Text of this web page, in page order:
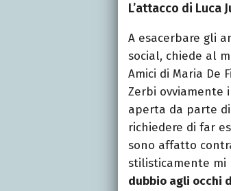
L’attacco di Luca
A esacerbare gli
social, chiede al
Amici di Maria De
Zerbi ovviamente
aperta da parte di
richiedere di far
sono affatto
stilisticamente mi
dubbio agli occhi